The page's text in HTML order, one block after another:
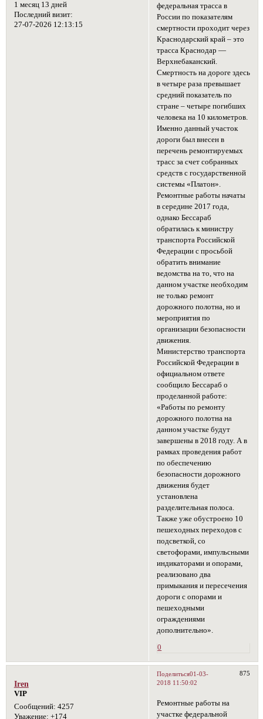
1 месяц 13 дней
Последний визит:
27-07-2026 12:13:15
федеральная трасса в
России по показателям
смертности проходит через
Краснодарский край – это
трасса Краснодар —
Верхнебаканский.
Смертность на дороге здесь
в четыре раза превышает
средний показатель по
стране – четыре погибших
человека на 10 километров.
Именно данный участок
дороги был внесен в
перечень ремонтируемых
трасс за счет собранных
средств с государственной
системы «Платон».
Ремонтные работы начаты
в середине 2017 года,
однако Бессараб
обратилась к министру
транспорта Российской
Федерации с просьбой
обратить внимание
ведомства на то, что на
данном участке необходим
не только ремонт
дорожного полотна, но и
мероприятия по
организации безопасности
движения.
Министерство транспорта
Российской Федерации в
официальном ответе
сообщило Бессараб о
проделанной работе:
«Работы по ремонту
дорожного полотна на
данном участке будут
завершены в 2018 году. А в
рамках проведения работ
по обеспечению
безопасности дорожного
движения будет
установлена
разделительная полоса.
Также уже обустроено 10
пешеходных переходов с
подсветкой, со
светофорами, импульсными
индикаторами и опорами,
реализовано два
примыкания и пересечения
дороги с опорами и
пешеходными
ограждениями
дополнительно».
0
Поделиться 875
01-03-
2018 11:50:02
Iren
VIP
Сообщений: 4257
Уважение: +174
Ремонтные работы на
участке федеральной